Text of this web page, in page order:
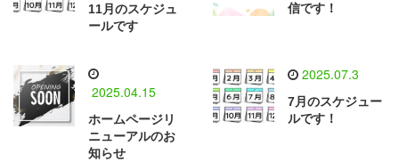
11月のスケジュ
ールです
信です！
2025.04.15
ホームページリ
ニューアルのお
知らせ
2025.07.3
7月のスケジュー
ルです！